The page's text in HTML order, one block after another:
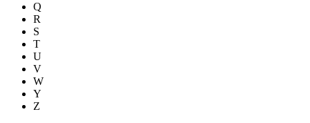
Q
R
S
T
U
V
W
Y
Z